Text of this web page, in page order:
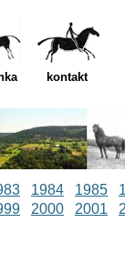
kontakt
1984 1985
2000 2001